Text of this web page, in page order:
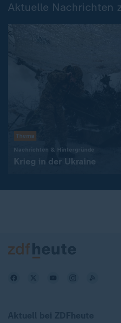
Aktuelle Nachrichten
Thema
Nachrichten & Hintergründe
Krieg in der Ukraine